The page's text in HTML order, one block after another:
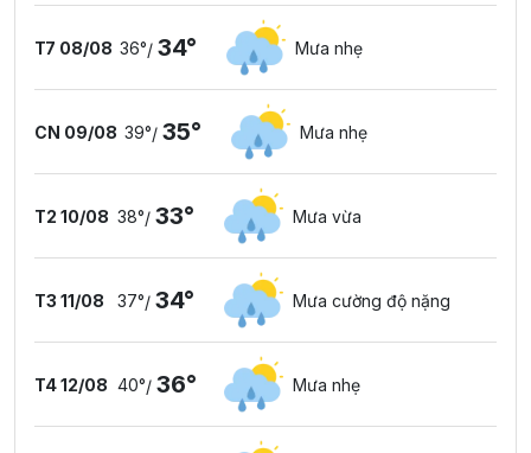
T7 08/08 36°/ 34° Mưa nhẹ
CN 09/08 39°/ 35° Mưa nhẹ
T2 10/08 38°/ 33° Mưa vừa
T3 11/08 37°/ 34° Mưa cường độ nặng
T4 12/08 40°/ 36° Mưa nhẹ